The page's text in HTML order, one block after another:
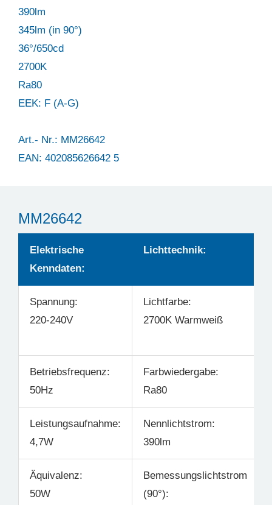
390lm
345lm (in 90°)
36°/650cd
2700K
Ra80
EEK: F (A-G)
Art.- Nr.: MM26642
EAN: 402085626642 5
MM26642
Elektrische
Kenndaten:
Lichttechnik:
Spannung:
220-240V
Lichtfarbe:
2700K Warmweiß
Betriebsfrequenz:
50Hz
Farbwiedergabe:
Ra80
Leistungsaufnahme:
4,7W
Nennlichtstrom:
390lm
Äquivalenz:
50W
Bemessungslichtstrom
(90°):